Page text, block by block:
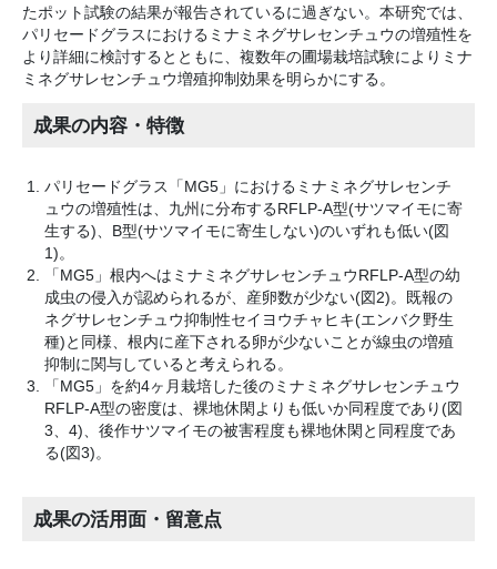
たポット試験の結果が報告されているに過ぎない。本研究では、
パリセードグラスにおけるミナミネグサレセンチュウの増殖性を
より詳細に検討するとともに、複数年の圃場栽培試験によりミナ
ミネグサレセンチュウ増殖抑制効果を明らかにする。
成果の内容・特徴
パリセードグラス「MG5」におけるミナミネグサレセンチ
ュウの増殖性は、九州に分布するRFLP-A型(サツマイモに寄
生する)、B型(サツマイモに寄生しない)のいずれも低い(図
1)。
「MG5」根内へはミナミネグサレセンチュウRFLP-A型の幼
成虫の侵入が認められるが、産卵数が少ない(図2)。既報の
ネグサレセンチュウ抑制性セイヨウチャヒキ(エンバク野生
種)と同様、根内に産下される卵が少ないことが線虫の増殖
抑制に関与していると考えられる。
「MG5」を約4ヶ月栽培した後のミナミネグサレセンチュウ
RFLP-A型の密度は、裸地休閑よりも低いか同程度であり(図
3、4)、後作サツマイモの被害程度も裸地休閑と同程度であ
る(図3)。
成果の活用面・留意点